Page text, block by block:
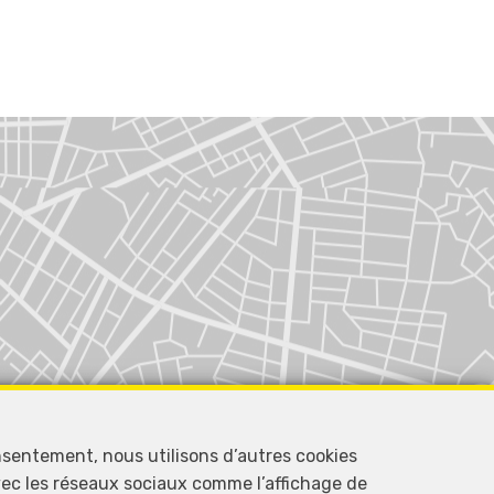
nous utilisons d’autres cookies
les réseaux sociaux comme l’affichage de